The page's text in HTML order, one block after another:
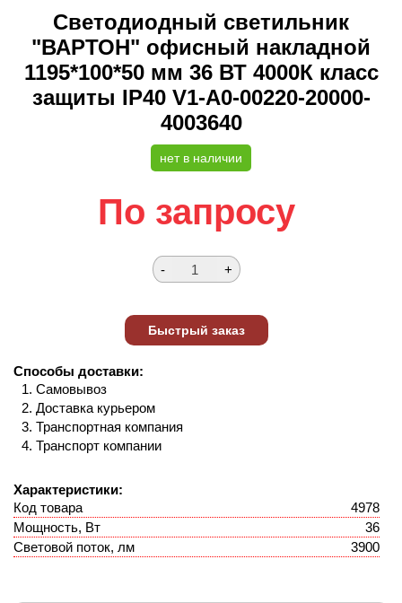
Светодиодный светильник
"ВАРТОН" офисный накладной
1195*100*50 мм 36 ВТ 4000К класс
защиты IP40 V1-A0-00220-20000-
4003640
нет в наличии
По запросу
Способы доставки:
Самовывоз
Доставка курьером
Транспортная компания
Транспорт компании
Характеристики:
Код товара
4978
Мощность, Вт
36
Световой поток, лм
3900